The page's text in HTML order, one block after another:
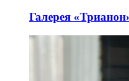
Галерея